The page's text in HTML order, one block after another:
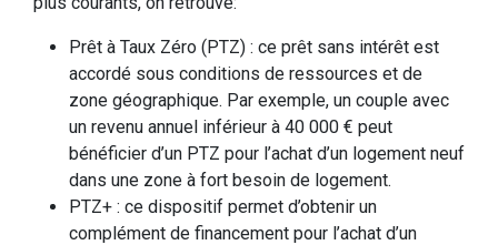
Prêt à Taux Zéro (PTZ) : ce prêt sans intérêt est
accordé sous conditions de ressources et de
zone géographique. Par exemple, un couple avec
un revenu annuel inférieur à 40 000 € peut
bénéficier d’un PTZ pour l’achat d’un logement neuf
dans une zone à fort besoin de logement.
PTZ+ : ce dispositif permet d’obtenir un
complément de financement pour l’achat d’un